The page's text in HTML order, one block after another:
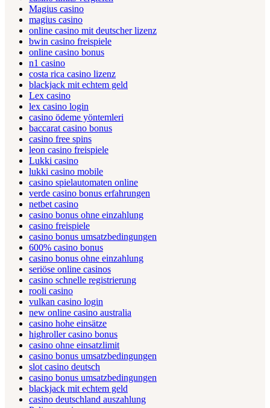
Magius casino
magius casino
online casino mit deutscher lizenz
bwin casino freispiele
online casino bonus
n1 casino
costa rica casino lizenz
blackjack mit echtem geld
Lex casino
lex casino login
casino ödeme yöntemleri
baccarat casino bonus
casino free spins
leon casino freispiele
Lukki casino
lukki casino mobile
casino spielautomaten online
verde casino bonus erfahrungen
netbet casino
casino bonus ohne einzahlung
casino freispiele
casino bonus umsatzbedingungen
600% casino bonus
casino bonus ohne einzahlung
seriöse online casinos
casino schnelle registrierung
rooli casino
vulkan casino login
new online casino australia
casino hohe einsätze
highroller casino bonus
casino ohne einsatzlimit
casino bonus umsatzbedingungen
slot casino deutsch
casino bonus umsatzbedingungen
blackjack mit echtem geld
casino deutschland auszahlung